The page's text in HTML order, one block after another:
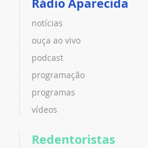
notícias
ouça ao vivo
podcast
programação
programas
vídeos
Redentoristas